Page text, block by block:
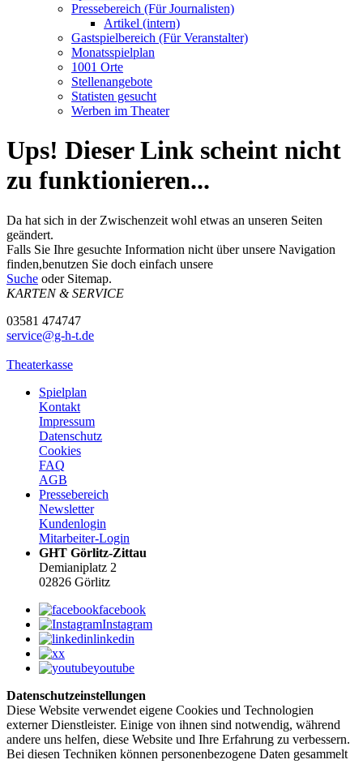
Pressebereich (Für Journalisten)
Artikel (intern)
Gastspielbereich (Für Veranstalter)
Monatsspielplan
1001 Orte
Stellenangebote
Statisten gesucht
Werben im Theater
Ups! Dieser Link scheint nicht
zu funktionieren...
Da hat sich in der Zwischenzeit wohl etwas an unseren Seiten
geändert.
Falls Sie Ihre gesuchte Information nicht über unsere Navigation
finden,benutzen Sie doch einfach unsere
Suche oder Sitemap.
KARTEN & SERVICE
03581 474747
service@g-h-t.de
Theaterkasse
Spielplan
Kontakt
Impressum
Datenschutz
Cookies
FAQ
AGB
Pressebereich
Newsletter
Kundenlogin
Mitarbeiter-Login
GHT Görlitz-Zittau
Demianiplatz 2
02826 Görlitz
facebook
Instagram
linkedin
x
youtube
Datenschutzeinstellungen
Diese Website verwendet eigene Cookies und Technologien
externer Dienstleister. Einige von ihnen sind notwendig, während
andere uns helfen, diese Website und Ihre Erfahrung zu verbessern.
Bei diesen Techniken können personenbezogene Daten gesammelt